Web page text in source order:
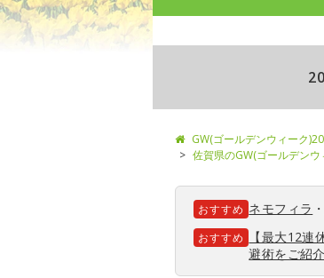
GW(ゴールデンウィーク
佐賀県のGW(ゴールデン
おすすめ ネモフィラ ・
おすすめ
【最大12
避術をご紹介